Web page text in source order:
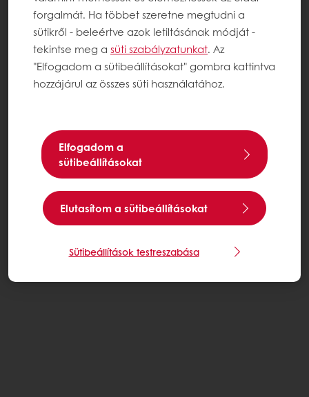
forgalmát. Ha többet szeretne megtudni a
sütikről - beleértve azok letiltásának módját -
tekintse meg a süti szabályzatunkat. Az
"Elfogadom a sütibeállításokat" gombra kattintva
hozzájárul az összes süti használatához.
Elfogadom a
sütibeállításokat
Elutasítom a sütibeállításokat
Sütibeállítások testreszabása